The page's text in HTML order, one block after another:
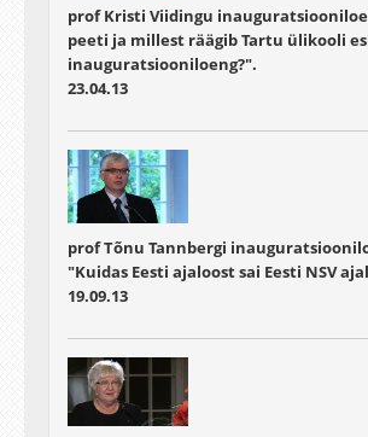
prof Kristi Viidingu
peeti ja millest räägib Tartu ülikooli
inauguratsiooniloeng?".
23.04.13
prof Tõnu Tannbergi
"Kuidas Eesti ajaloost sai Eesti NSV
19.09.13